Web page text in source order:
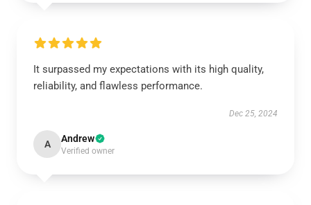
It surpassed my expectations with its high quality,
reliability, and flawless performance.
Dec 25, 2024
A Andrew
Verified owner